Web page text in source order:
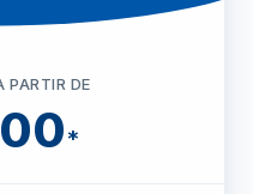
PARTIR DE
*